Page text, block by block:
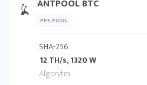
ANTPOOL BTC
PPS POOL
SHA-256
12 TH/s, 1320 W